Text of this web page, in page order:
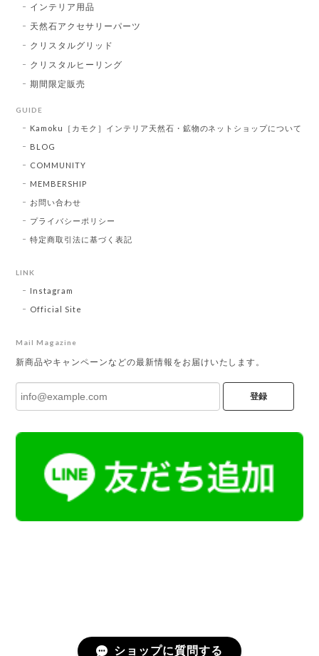
インテリア用品
天然石アクセサリーパーツ
クリスタルグリッド
クリスタルヒーリング
期間限定販売
GUIDE
Kamoku［カモク］インテリア天然石・鉱物のネットショップについて
BLOG
COMMUNITY
MEMBERSHIP
お問い合わせ
プライバシーポリシー
特定商取引法に基づく表記
LINK
Instagram
Official Site
Mail Magazine
新商品やキャンペーンなどの最新情報をお届けいたします。
登録
ショップに質問する